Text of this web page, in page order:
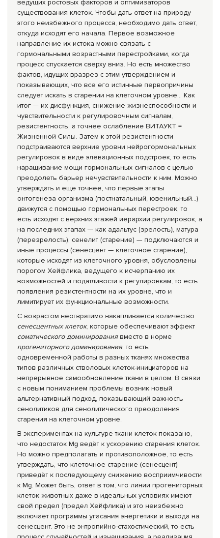
ведущих ростовых факторов и оптимизаторов
существования клеток. Чтобы дать ответ на природу
этого неизбежного процесса, необходимо дать ответ,
откуда исходят его начала. Первое возможное
направление их истока можно связать с
гормональными возрастными перестройками, когда
процесс спускается сверху вниз. Но есть множество
фактов, идущих вразрез с этим утверждением и
показывающих, что все его истинные первопричины
следует искать в старении на клеточном уровне… Как
итог — их дисфункция, снижение жизнеспособности и
чувствительности к регулировочным сигналам,
резистентность, а точнее ослабление ВИТАУКТ =
Жизненной Силы. Затем к этой резистентности
подстраиваются верхние уровни нейрогормональных
регулировок в виде элевационных подстроек, то есть
наращивание мощи гормональных сигналов с целью
преодолеть барьер нечувствительности к ним. Можно
утверждать и еще точнее, что первые этапы
онтогенеза организма (постнатальный, ювенильный…)
движутся с помощью гормональных перестроек, то
есть исходят с верхних этажей иерархии регулировок, а
на последних этапах — как адальтус (зрелость), матура
(перезрелость), сенелит (старение) — подключаются и
иные процессы (сенесцент — клеточное старение),
которые исходят из клеточного уровня, обусловлены
порогом Хейфлика, ведущего к исчерпанию их
возможностей и податливости к регулировкам, то есть
появления резистентности на их уровне, что и
лимитирует их функциональные возможности.
С возрастом неотвратимо накапливается количество
сенесцентных клеток, которые обеспечивают эффект
соматического доминированиявместо в норме
прогениторного доминирования, то есть
одновременной работы в разных тканях множества
типов различных стволовых клеток-инициаторов на
непрерывное самообновление ткани в целом. В связи
с новым пониманием проблемы возник новый
альтернативный подход, показывающий важность
сенолитиков для сенолитического преодоления
старения на клеточном уровне.
В экспериментах на культуре ткани клеток показано,
что недостаток Mg ведёт к ускорению старения клеток.
Но можно предполагать и противоположное, то есть
утверждать, что клеточное старение (сенесцент)
приведёт к последующему снижению восприимчивости
к Mg. Может быть, ответ в том, что линии прогениторных
клеток животных даже в идеальных условиях имеют
свой предел (предел Хейфлика) и это неизбежно
включает программы угасания энергетики и выхода на
сенесцент. Это не энтропийно-стахостический, то есть